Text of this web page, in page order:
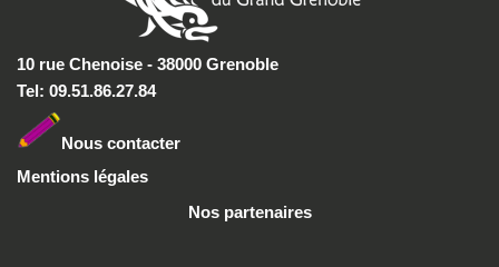
10 rue Chenoise - 38000 Grenoble
Tel: 09.51.86.27.84
Nous contacter
Mentions légales
Nos partenaires